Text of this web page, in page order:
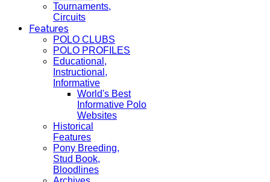
Tournaments,
Circuits
Features
POLO CLUBS
POLO PROFILES
Educational,
Instructional,
Informative
World's Best
Informative Polo
Websites
Historical
Features
Pony Breeding,
Stud Book,
Bloodlines